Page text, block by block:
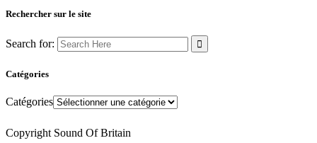
Rechercher sur le site
Search for:
Catégories
Catégories
Copyright Sound Of Britain